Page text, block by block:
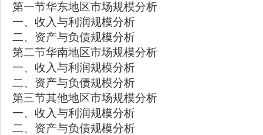
第一节华东地区市场规模分析
一、收入与利润规模分析
二、资产与负债规模分析
第二节华南地区市场规模分析
一、收入与利润规模分析
二、资产与负债规模分析
第三节其他地区市场规模分析
一、收入与利润规模分析
二、资产与负债规模分析